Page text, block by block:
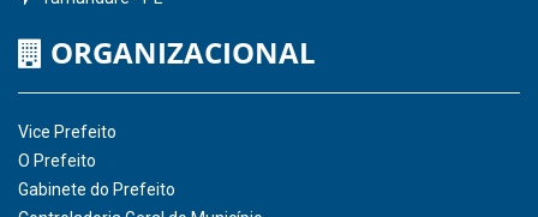
Hora:15:38/ Sábado, 08 de agosto de
2026
INSTITUCIONAL